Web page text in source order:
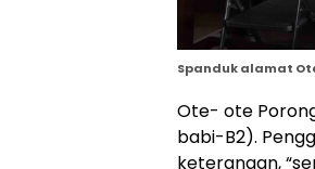
Spanduk alamat
Ote- ote
babi-B2).
keterangan,